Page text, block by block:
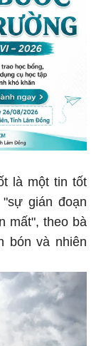
là một tin tốt
gián đoạn
mất", theo bà
bón và nhiên